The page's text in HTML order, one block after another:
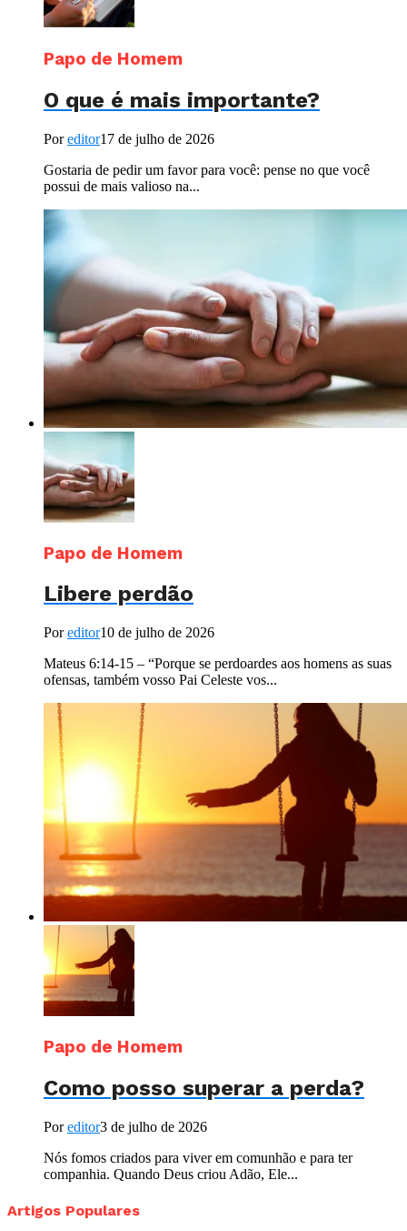
Papo de Homem
O que é mais importante?
Poreditor17 de julho de 2026
Gostaria de pedir um favor para você: pense no que você
possui de mais valioso na...
Papo de Homem
Libere perdão
Poreditor10 de julho de 2026
Mateus 6:14-15 – “Porque se perdoardes aos homens as suas
ofensas, também vosso Pai Celeste vos...
Papo de Homem
Como posso superar a perda?
Poreditor3 de julho de 2026
Nós fomos criados para viver em comunhão e para ter
companhia. Quando Deus criou Adão, Ele...
Artigos Populares